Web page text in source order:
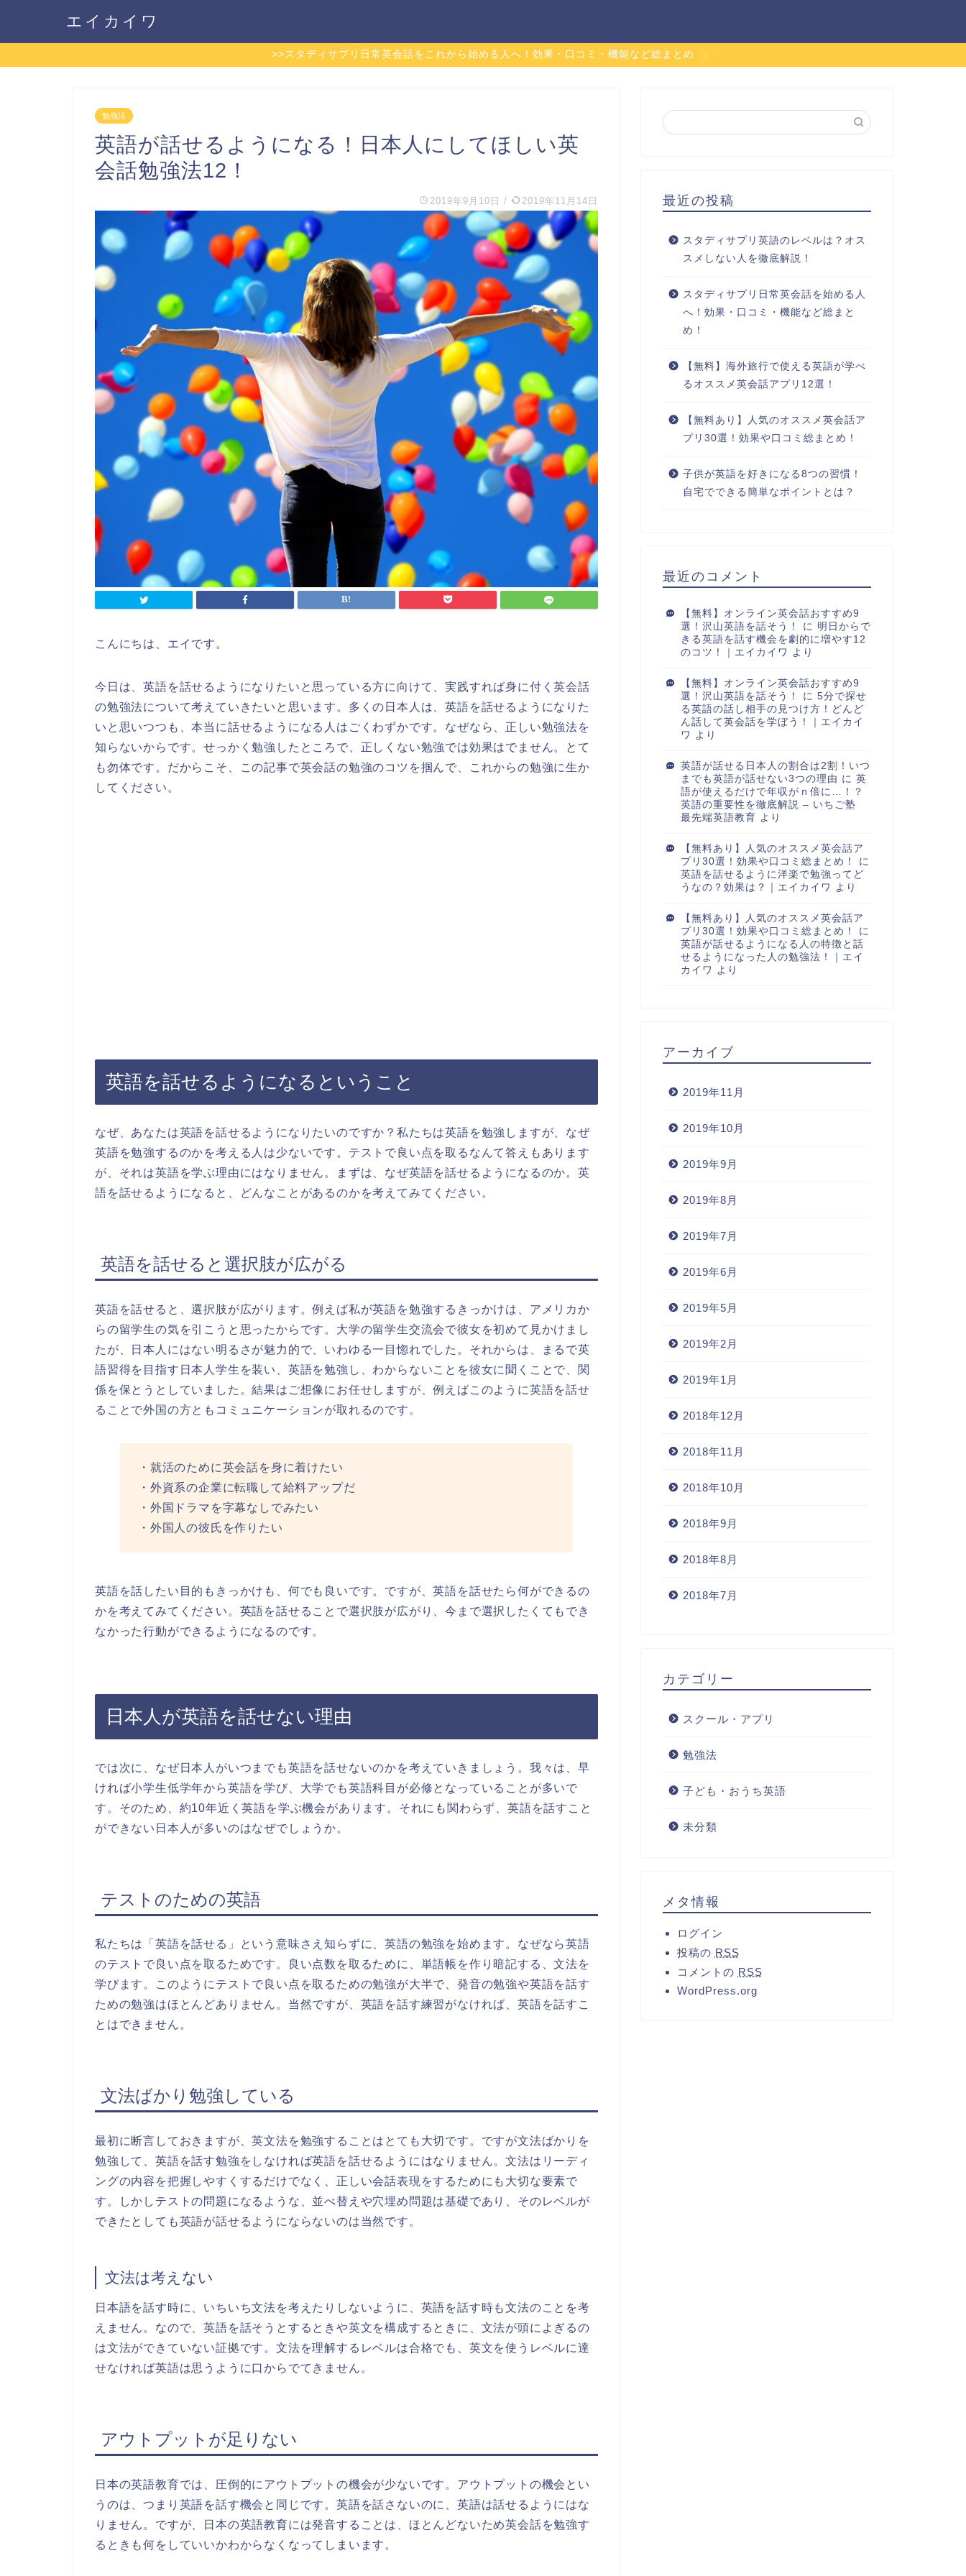
エイカイワ
>>スタディサプリ日常英会話をこれから始める人へ！効果・口コミ・機能など総まとめ
勉強法
英語が話せるようになる！日本人にしてほしい英
会話勉強法12！
2019年9月10日 / 2019年11月14日
こんにちは、エイです。
今日は、英語を話せるようになりたいと思っている方に向けて、実践すれば身に付く英会話
の勉強法について考えていきたいと思います。多くの日本人は、英語を話せるようになりた
いと思いつつも、本当に話せるようになる人はごくわずかです。なぜなら、正しい勉強法を
知らないからです。せっかく勉強したところで、正しくない勉強では効果はでません。とて
も勿体です。だからこそ、この記事で英会話の勉強のコツを掴んで、これからの勉強に生か
してください。
英語を話せるようになるということ
なぜ、あなたは英語を話せるようになりたいのですか？私たちは英語を勉強しますが、なぜ
英語を勉強するのかを考える人は少ないです。テストで良い点を取るなんて答えもあります
が、それは英語を学ぶ理由にはなりません。まずは、なぜ英語を話せるようになるのか。英
語を話せるようになると、どんなことがあるのかを考えてみてください。
英語を話せると選択肢が広がる
英語を話せると、選択肢が広がります。例えば私が英語を勉強するきっかけは、アメリカか
らの留学生の気を引こうと思ったからです。大学の留学生交流会で彼女を初めて見かけまし
たが、日本人にはない明るさが魅力的で、いわゆる一目惚れでした。それからは、まるで英
語習得を目指す日本人学生を装い、英語を勉強し、わからないことを彼女に聞くことで、関
係を保とうとしていました。結果はご想像にお任せしますが、例えばこのように英語を話せ
ることで外国の方ともコミュニケーションが取れるのです。
・就活のために英会話を身に着けたい
・外資系の企業に転職して給料アップだ
・外国ドラマを字幕なしでみたい
・外国人の彼氏を作りたい
英語を話したい目的もきっかけも、何でも良いです。ですが、英語を話せたら何ができるの
かを考えてみてください。英語を話せることで選択肢が広がり、今まで選択したくてもでき
なかった行動ができるようになるのです。
日本人が英語を話せない理由
では次に、なぜ日本人がいつまでも英語を話せないのかを考えていきましょう。我々は、早
ければ小学生低学年から英語を学び、大学でも英語科目が必修となっていることが多いで
す。そのため、約10年近く英語を学ぶ機会があります。それにも関わらず、英語を話すこと
ができない日本人が多いのはなぜでしょうか。
テストのための英語
私たちは「英語を話せる」という意味さえ知らずに、英語の勉強を始めます。なぜなら英語
のテストで良い点を取るためです。良い点数を取るために、単語帳を作り暗記する、文法を
学びます。このようにテストで良い点を取るための勉強が大半で、発音の勉強や英語を話す
ための勉強はほとんどありません。当然ですが、英語を話す練習がなければ、英語を話すこ
とはできません。
文法ばかり勉強している
最初に断言しておきますが、英文法を勉強することはとても大切です。ですが文法ばかりを
勉強して、英語を話す勉強をしなければ英語を話せるようにはなりません。文法はリーディ
ングの内容を把握しやすくするだけでなく、正しい会話表現をするためにも大切な要素で
す。しかしテストの問題になるような、並べ替えや穴埋め問題は基礎であり、そのレベルが
できたとしても英語が話せるようにならないのは当然です。
文法は考えない
日本語を話す時に、いちいち文法を考えたりしないように、英語を話す時も文法のことを考
えません。なので、英語を話そうとするときや英文を構成するときに、文法が頭によぎるの
は文法ができていない証拠です。文法を理解するレベルは合格でも、英文を使うレベルに達
せなければ英語は思うように口からでてきません。
アウトプットが足りない
日本の英語教育では、圧倒的にアウトプットの機会が少ないです。アウトプットの機会とい
うのは、つまり英語を話す機会と同じです。英語を話さないのに、英語は話せるようにはな
りません。ですが、日本の英語教育には発音することは、ほとんどないため英会話を勉強す
るときも何をしていいかわからなくなってしまいます。
最近の投稿
スタディサプリ英語のレベルは？オス
スメしない人を徹底解説！
スタディサプリ日常英会話を始める人
へ！効果・口コミ・機能など総まと
め！
【無料】海外旅行で使える英語が学べ
るオススメ英会話アプリ12選！
【無料あり】人気のオススメ英会話ア
プリ30選！効果や口コミ総まとめ！
子供が英語を好きになる8つの習慣！
自宅でできる簡単なポイントとは？
最近のコメント
【無料】オンライン英会話おすすめ9
選！沢山英語を話そう！
に 明日からで
きる英語を話す機会を劇的に増やす12
のコツ！｜エイカイワ より
【無料】オンライン英会話おすすめ9
選！沢山英語を話そう！
に 5分で探せ
る英語の話し相手の見つけ方！どんど
ん話して英会話を学ぼう！｜エイカイ
ワ より
英語が話せる日本人の割合は2割！いつ
までも英語が話せない3つの理由 に 英
語が使えるだけで年収がｎ倍に…！？
英語の重要性を徹底解説 – いちご塾
最先端英語教育 より
【無料あり】人気のオススメ英会話ア
プリ30選！効果や口コミ総まとめ！
に
英語を話せるように洋楽で勉強ってど
うなの？効果は？｜エイカイワ より
【無料あり】人気のオススメ英会話ア
プリ30選！効果や口コミ総まとめ！
に
英語が話せるようになる人の特徴と話
せるようになった人の勉強法！｜エイ
カイワ より
アーカイブ
2019年11月
2019年10月
2019年9月
2019年8月
2019年7月
2019年6月
2019年5月
2019年2月
2019年1月
2018年12月
2018年11月
2018年10月
2018年9月
2018年8月
2018年7月
カテゴリー
スクール・アプリ
勉強法
子ども・おうち英語
未分類
メタ情報
ログイン
投稿の RSS
コメントの RSS
WordPress.org